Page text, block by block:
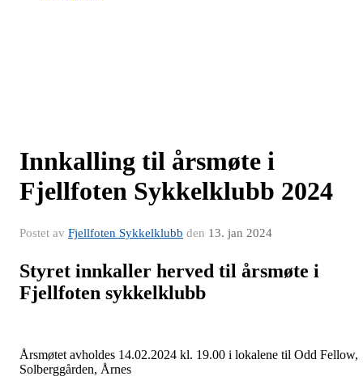
Innkalling til årsmøte i
Fjellfoten Sykkelklubb 2024
Postet av Fjellfoten Sykkelklubb den 13. jan 2024
Styret innkaller herved til årsmøte i
Fjellfoten sykkelklubb
Årsmøtet avholdes 14.02.2024 kl. 19.00 i lokalene til Odd Fellow,
Solberggården, Årnes